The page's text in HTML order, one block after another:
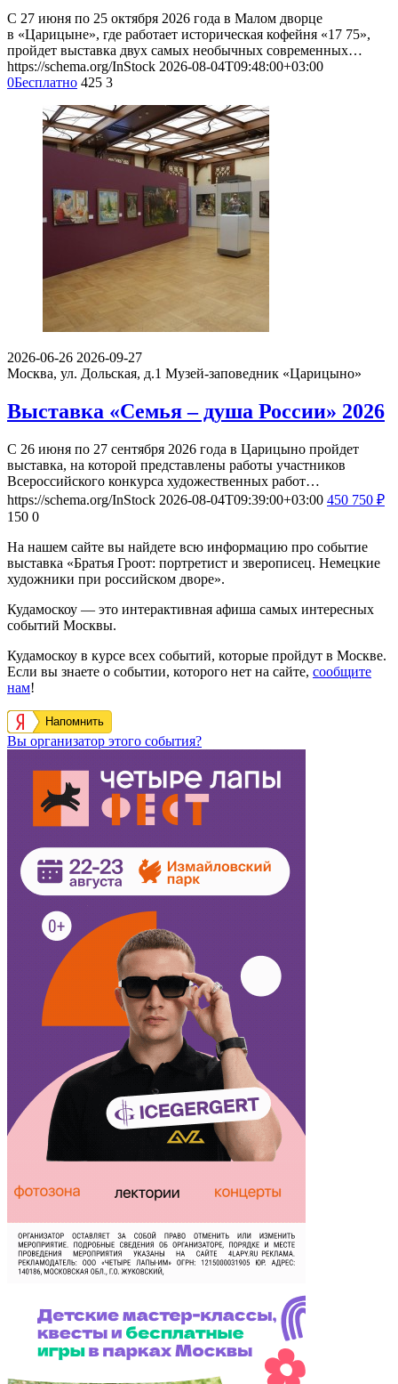
С 27 июня по 25 октября 2026 года в Малом дворце
в «Царицыне», где работает историческая кофейня «17 75»,
пройдет выставка двух самых необычных современных…
https://schema.org/InStock 2026-08-04T09:48:00+03:00
0Бесплатно 425 3
2026-06-26 2026-09-27
Москва, ул. Дольская, д.1 Музей-заповедник «Царицыно»
Выставка «Семья – душа России» 2026
С 26 июня по 27 сентября 2026 года в Царицыно пройдет
выставка, на которой представлены работы участников
Всероссийского конкурса художественных работ…
https://schema.org/InStock 2026-08-04T09:39:00+03:00 450 750 ₽
150 0
На нашем сайте вы найдете всю информацию про событие
выставка «Братья Гроот: портретист и зверописец. Немецкие
художники при российском дворе».
Кудамоскоу — это интерактивная афиша самых интересных
событий Москвы.
Кудамоскоу в курсе всех событий, которые пройдут в Москве.
Если вы знаете о событии, которого нет на сайте, сообщите
нам!
Напомнить
Вы организатор этого события?